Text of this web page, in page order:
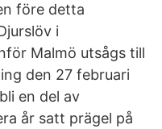
före detta
i
Malmö utsågs till
den 27 februari
en del av
år satt prägel på